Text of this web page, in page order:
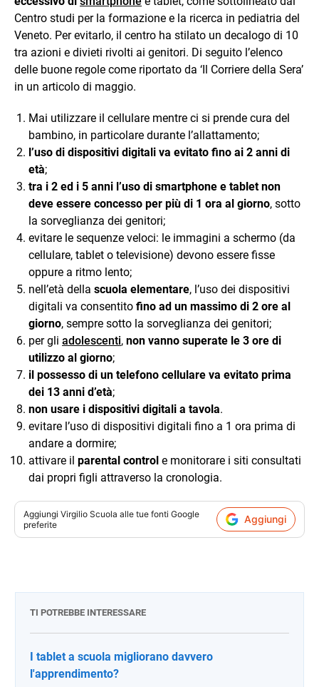
Centro studi per la formazione e la ricerca in pediatria del
Veneto. Per evitarlo, il centro ha stilato un decalogo di 10
tra azioni e divieti rivolti ai genitori. Di seguito l’elenco
delle buone regole come riportato da ‘Il Corriere della Sera’
in un articolo di maggio.
Mai utilizzare il cellulare mentre ci si prende cura del
bambino, in particolare durante l’allattamento;
l’uso di dispositivi digitali va evitato fino ai 2 anni di
età;
tra i 2 ed i 5 anni l’uso di smartphone e tablet non
deve essere concesso per più di 1 ora al giorno, sotto
la sorveglianza dei genitori;
evitare le sequenze veloci: le immagini a schermo (da
cellulare, tablet o televisione) devono essere fisse
oppure a ritmo lento;
nell’età della scuola elementare, l’uso dei dispositivi
digitali va consentito fino ad un massimo di 2 ore al
giorno, sempre sotto la sorveglianza dei genitori;
per gli adolescenti, non vanno superate le 3 ore di
utilizzo al giorno;
il possesso di un telefono cellulare va evitato prima
dei 13 anni d’età;
non usare i dispositivi digitali a tavola.
evitare l’uso di dispositivi digitali fino a 1 ora prima di
andare a dormire;
attivare il parental control e monitorare i siti consultati
dai propri figli attraverso la cronologia.
Aggiungi Virgilio Scuola alle tue fonti Google
preferite
Aggiungi
TI POTREBBE INTERESSARE
I tablet a scuola migliorano davvero
l'apprendimento?